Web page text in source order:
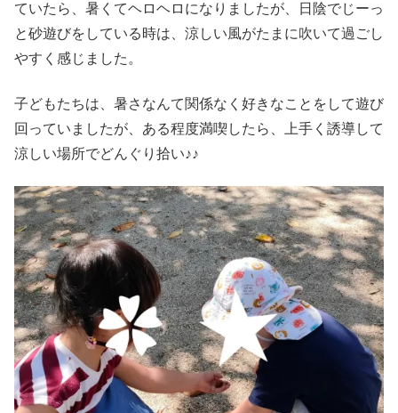
ていたら、暑くてヘロヘロになりましたが、日陰でじーっ
と砂遊びをしている時は、涼しい風がたまに吹いて過ごし
やすく感じました。
子どもたちは、暑さなんて関係なく好きなことをして遊び
回っていましたが、ある程度満喫したら、上手く誘導して
涼しい場所でどんぐり拾い♪♪